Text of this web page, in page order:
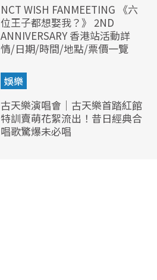
NCT WISH FANMEETING 《六
位王子都想娶我？》 2ND
ANNIVERSARY 香港站活動詳
情/日期/時間/地點/票價一覽
娛樂
古天樂演唱會｜古天樂首踏紅館
特訓賣萌花絮流出！昔日經典合
唱歌驚爆未必唱